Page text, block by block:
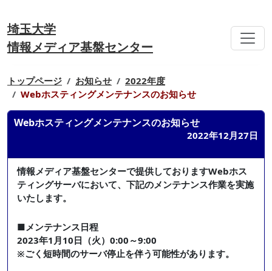
埼玉大学
情報メディア基盤センター
トップページ お知らせ
2022年度
Webホスティングメンテナンスのお知らせ
Webホスティングメンテナンスのお知らせ
2022年12月27日
情報メディア基盤センターで提供しておりますWebホス
ティングサーバにおいて、下記のメンテナンス作業を実施
いたします。
■メンテナンス日程
2023年1月10日（火）0:00～9:00
※ごく短時間のサーバ停止を伴う可能性があります。